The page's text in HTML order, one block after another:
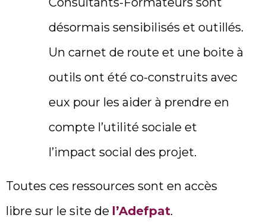
désormais sensibilisés et outillés.
Un carnet de route et une boite à
outils ont été co-construits avec
eux pour les aider à prendre en
compte l’utilité sociale et
l’impact social des projet.
Toutes ces ressources sont en accès
libre sur le site de l’Adefpat.